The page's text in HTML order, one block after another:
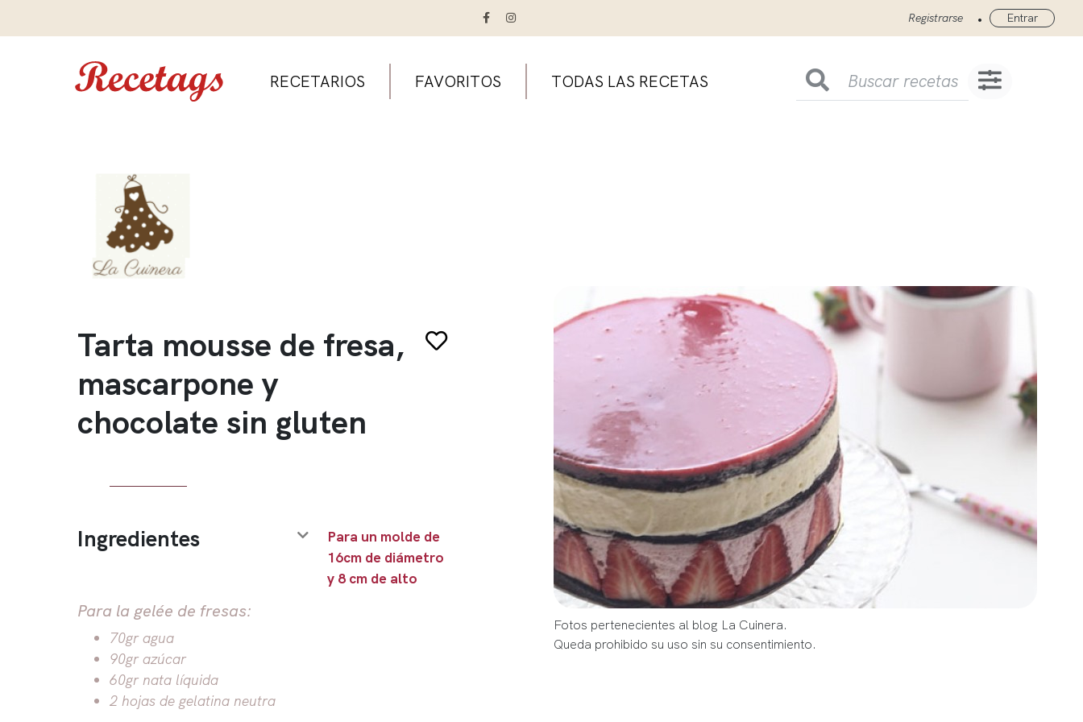
Registrarse • Entrar
RECETARIOS FAVORITOS TODAS LAS RECETAS
Tarta mousse de fresa,
mascarpone y
chocolate sin gluten
Ingredientes
Para un molde de
16cm de diámetro
y 8 cm de alto
Para la gelée de fresas:
70gr agua
90gr azúcar
60gr nata líquida
2 hojas de gelatina neutra
Fotos pertenecientes al blog La Cuinera.
Queda prohibido su uso sin su consentimiento.